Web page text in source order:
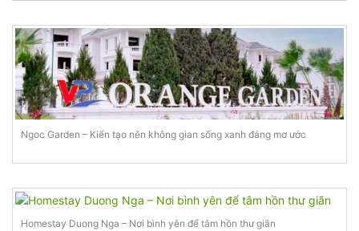
Ngoc Garden – Kiến tạo nên không gian sống xanh đáng mơ ước
Homestay Duong Nga – Nơi bình yên để tâm hồn thư giãn